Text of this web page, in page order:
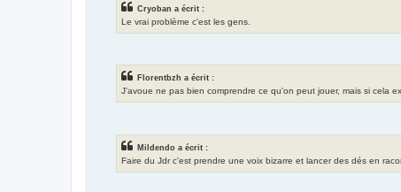
Cryoban a écrit :
Le vrai problème c'est les gens.
Florentbzh a écrit :
J'avoue ne pas bien comprendre ce qu'on peut jouer, mais si cela
Mildendo a écrit :
Faire du Jdr c'est prendre une voix bizarre et lancer des dés en